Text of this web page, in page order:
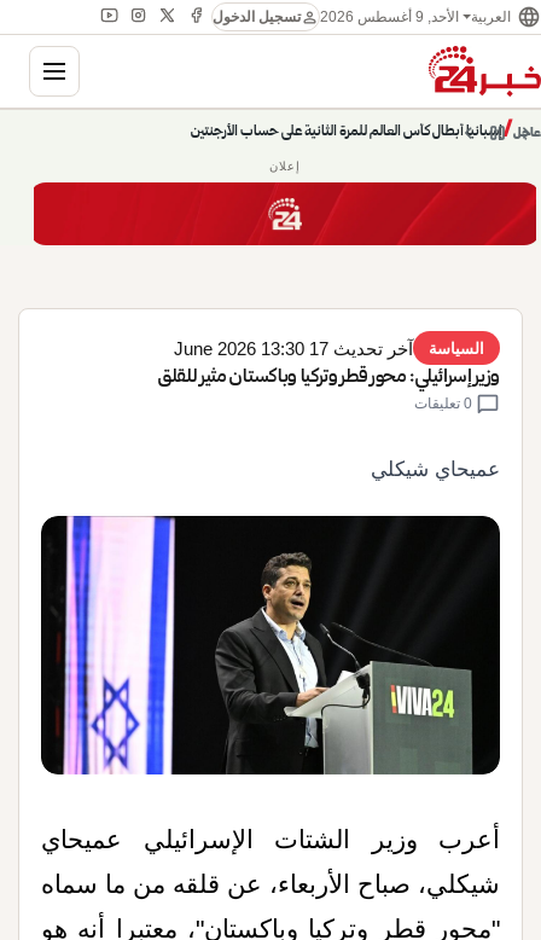
language العربية الأحد, 9 أغسطس 2026 personتسجيل الدخول
عاجل/
إسبانيا أبطال كأس العالم للمرة الثانية على حساب الأرجنتين
حديث الساعة: سيناريوهات قادمة 745
chevron_right
pause
chevron_left
إعلان
السياسة آخر تحديث 17 June 2026 13:30
وزير إسرائيلي: محور قطر وتركيا وباكستان مثير للقلق
chat_bubble
عميحاي شيكلي
أعرب وزير الشتات الإسرائيلي عميحاي
شيكلي، صباح الأربعاء، عن قلقه من ما سماه
"محور قطر وتركيا وباكستان"، معتبرا أنه هو